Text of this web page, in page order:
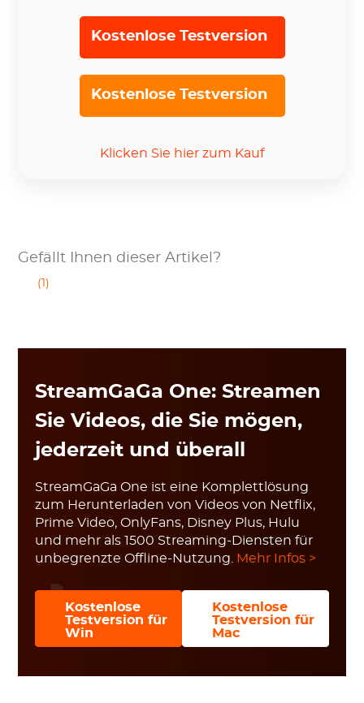
Kostenlose Testversion
Kostenlose Testversion
Klicken Sie hier zum Kauf
Gefällt Ihnen dieser Artikel?
(1)
StreamGaGa One: Streamen
Sie Videos, die Sie mögen,
jederzeit und überall
StreamGaGa One ist eine Komplettlösung
zum Herunterladen von Videos von Netflix,
Prime Video, OnlyFans, Disney Plus, Hulu
und mehr als 1500 Streaming-Diensten für
unbegrenzte Offline-Nutzung. Mehr Infos >
Kostenlose
Testversion für
Win
Kostenlose
Testversion für
Mac